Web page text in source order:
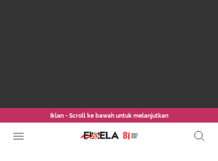
Iklan - Scroll ke bawah untuk melanjutkan